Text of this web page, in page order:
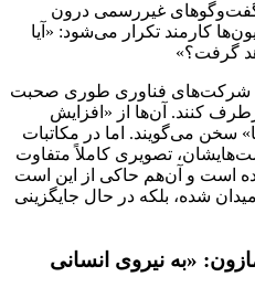
غیررسمی درون
کارمند تکرار می‌شود: «آیا
گرفت؟»
شرکت‌های فناوری طوری صحبت
کنند. آن‌ها از «افزایش
سخن می‌گویند. اما در مکاتبات
تصویری کاملاً متفاوت
است و آن‌هم حاکی از این است
شده، بلکه در حال جایگزینی
«به نیروی انسانی